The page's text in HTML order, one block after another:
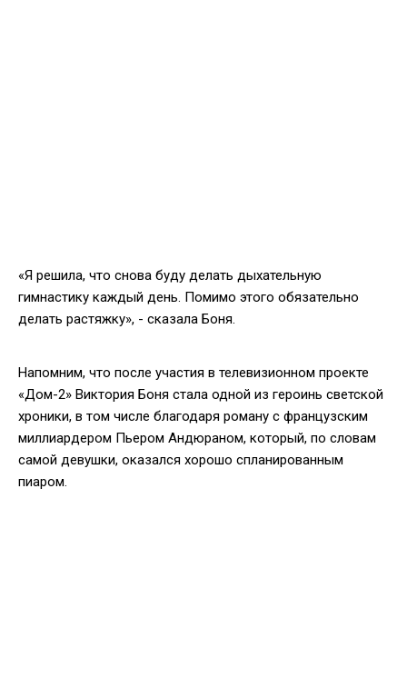
«Я решила, что снова буду делать дыхательную
гимнастику каждый день. Помимо этого обязательно
делать растяжку», - сказала Боня.
Напомним, что после участия в телевизионном проекте
«Дом-2» Виктория Боня стала одной из героинь светской
хроники, в том числе благодаря роману с французским
миллиардером Пьером Андюраном, который, по словам
самой девушки, оказался хорошо спланированным
пиаром.